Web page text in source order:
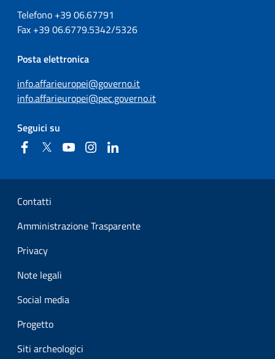
Telefono +3906.67791
Fax +3906.6779.5342/5326
Posta elettronica
info.affarieuropei@governo.it
info.affarieuropei@pec.governo.it
Seguici su
FacebookTwitter YouTubeInstagram
Sezione Link Utili
Contatti
Amministrazione Trasparente
Privacy
Note legali
Social media
Progetto
Siti archeologici